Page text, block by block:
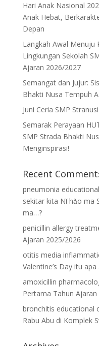
Hari Anak Nasional
Anak Hebat,
Depan
Langkah Awal Menuju
Lingkungan Sekolah
Ajaran 2026/2027
Semangat dan Jujur:
Bhakti Nusa Tempuh
Juni Ceria SMP
Semarak Perayaan
SMP Strada Bhakti
Menginspirasi!
Recent
pneumonia
sekitar kita Nǐ hǎo ma
ma…?
penicillin allergy
Ajaran 2025/2026
otitis media
Valentine’s Day itu apa
amoxicillin
Pertama Tahun
bronchitis educational
Rabu Abu di Komplek